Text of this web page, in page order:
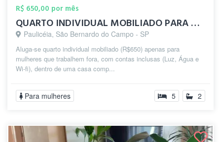
R$ 650,00 por mês
QUARTO INDIVIDUAL MOBILIADO PARA MULHERE...
Paulicéia, São Bernardo do Campo - SP
Aluga-se quarto individual mobiliado (R$650) apenas para
mulheres que trabalhem fora, com contas inclusas (Luz, Água e
Wi-fi), dentro de uma casa comp...
Para mulheres 5 2